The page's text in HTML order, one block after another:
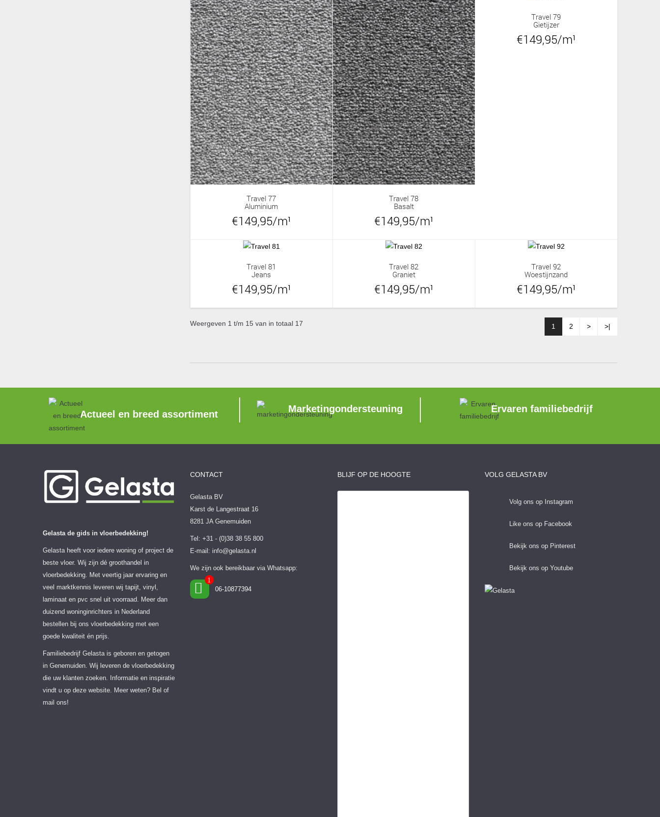
Travel 77
Aluminium
€149,95/m¹
Travel 78
Basalt
€149,95/m¹
Travel 79
Gietijzer
€149,95/m¹
Travel 81
Jeans
€149,95/m¹
Travel 82
Graniet
€149,95/m¹
Travel 92
Woestijnzand
€149,95/m¹
Weergeven 1 t/m 15 van in totaal 17 1 2 > >|
Actueel en breed assortiment
Marketingondersteuning Ervaren familiebedrijf
Gelasta de gids in vloerbedekking!
Gelasta heeft voor iedere woning of project de
beste vloer. Wij zijn dé groothandel in
vloerbedekking. Met veertig jaar ervaring en
veel marktkennis leveren wij tapijt, vinyl,
laminaat en pvc snel uit voorraad. Meer dan
duizend woninginrichters in Nederland
bestellen bij ons vloerbedekking met een
goede kwaliteit én prijs.
Familiebedrijf Gelasta is geboren en getogen
in Genemuiden. Wij leveren de vloerbedekking
die uw klanten zoeken. Informatie en inspiratie
vindt u op deze website. Meer weten? Bel of
mail ons!
CONTACT
Gelasta BV
Karst de Langestraat 16
8281 JA Genemuiden
Tel: +31 - (0)38 38 55 800
E-mail: info@gelasta.nl
We zijn ook bereikbaar via Whatsapp:
06-10877394
BLIJF OP DE HOOGTE VOLG GELASTA BV
Volg ons op Instagram
Like ons op Facebook
Bekijk ons op Pinterest
Bekijk ons op Youtube